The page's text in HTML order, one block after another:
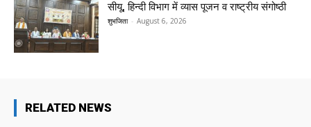
सीयू, हिन्दी विभाग में व्यास पूजन व राष्ट्रीय संगोष्ठी
शुभजिता - August 6, 2026
RELATED NEWS